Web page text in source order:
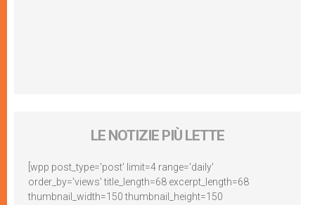
LE NOTIZIE PIÙ LETTE
[wpp post_type='post' limit=4 range='daily'
order_by='views' title_length=68 excerpt_length=68
thumbnail_width=150 thumbnail_height=150